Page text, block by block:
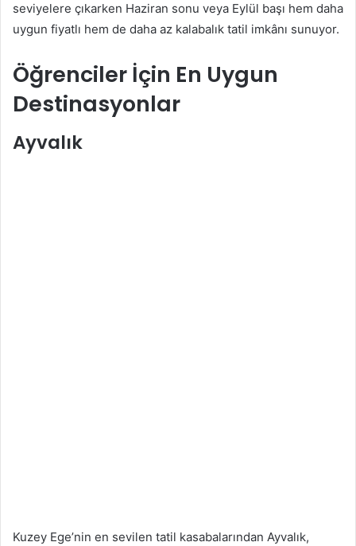
seviyelere çıkarken Haziran sonu veya Eylül başı hem daha
uygun fiyatlı hem de daha az kalabalık tatil imkânı sunuyor.
Öğrenciler İçin En Uygun
Destinasyonlar
Ayvalık
Kuzey Ege’nin en sevilen tatil kasabalarından Ayvalık,